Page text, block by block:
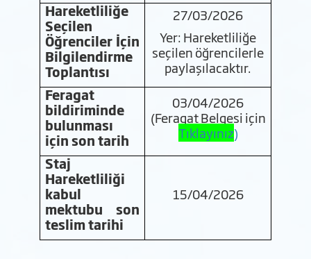
Hareketliliğe
Seçilen
Öğrenciler İçin
Bilgilendirme
Toplantısı
27/03/2026
Yer: Hareketliliğe
seçilen öğrencilerle
paylaşılacaktır.
Feragat
bildiriminde
bulunması
için son tarih
03/04/2026
(Feragat Belgesi için
Tıklayınız)
Staj
Hareketliliği
kabul
mektubu son
teslim tarihi
15/04/2026